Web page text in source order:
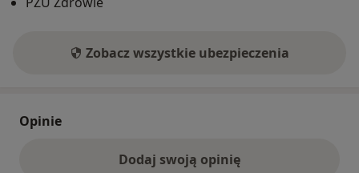
Zobacz wszystkie ubezpieczenia
Opinie
Dodaj swoją opinię